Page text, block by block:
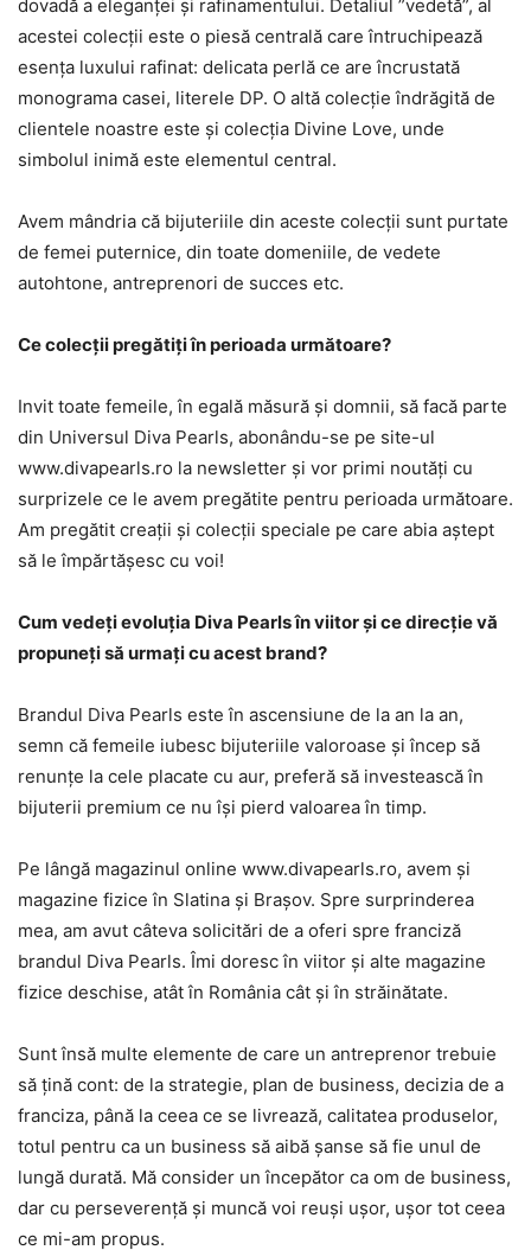
dovadă a eleganței și rafinamentului. Detaliul ”vedetă”, al
acestei colecții este o piesă centrală care întruchipează
esența luxului rafinat: delicata perlă ce are încrustată
monograma casei, literele DP. O altă colecție îndrăgită de
clientele noastre este și colecția Divine Love, unde
simbolul inimă este elementul central.
Avem mândria că bijuteriile din aceste colecții sunt purtate
de femei puternice, din toate domeniile, de vedete
autohtone, antreprenori de succes etc.
Ce colecții pregătiți în perioada următoare?
Invit toate femeile, în egală măsură și domnii, să facă parte
din Universul Diva Pearls, abonându-se pe site-ul
www.divapearls.ro la newsletter și vor primi noutăți cu
surprizele ce le avem pregătite pentru perioada următoare.
Am pregătit creații și colecții speciale pe care abia aștept
să le împărtășesc cu voi!
Cum vedeți evoluția Diva Pearls în viitor și ce direcție vă
propuneți să urmați cu acest brand?
Brandul Diva Pearls este în ascensiune de la an la an,
semn că femeile iubesc bijuteriile valoroase și încep să
renunțe la cele placate cu aur, preferă să investească în
bijuterii premium ce nu își pierd valoarea în timp.
Pe lângă magazinul online www.divapearls.ro, avem și
magazine fizice în Slatina și Brașov. Spre surprinderea
mea, am avut câteva solicitări de a oferi spre franciză
brandul Diva Pearls. Îmi doresc în viitor și alte magazine
fizice deschise, atât în România cât și în străinătate.
Sunt însă multe elemente de care un antreprenor trebuie
să țină cont: de la strategie, plan de business, decizia de a
franciza, până la ceea ce se livrează, calitatea produselor,
totul pentru ca un business să aibă șanse să fie unul de
lungă durată. Mă consider un începător ca om de business,
dar cu perseverență și muncă voi reuși ușor, ușor tot ceea
ce mi-am propus.